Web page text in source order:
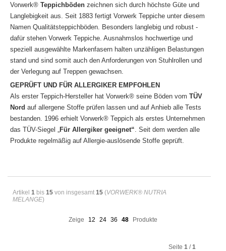
Vorwerk® Teppichböden zeichnen sich durch höchste Güte und
Langlebigkeit aus. Seit 1883 fertigt Vorwerk Teppiche unter diesem
Namen Qualitätsteppichböden. Besonders langlebig und robust -
dafür stehen Vorwerk Teppiche. Ausnahmslos hochwertige und
speziell ausgewählte Markenfasern halten unzähligen Belastungen
stand und sind somit auch den Anforderungen von Stuhlrollen und
der Verlegung auf Treppen gewachsen.
GEPRÜFT UND FÜR ALLERGIKER EMPFOHLEN
Als erster Teppich-Hersteller hat Vorwerk® seine Böden vom TÜV
Nord auf allergene Stoffe prüfen lassen und auf Anhieb alle Tests
bestanden. 1996 erhielt Vorwerk® Teppich als erstes Unternehmen
das TÜV-Siegel „ Für Allergiker geeignet“ . Seit dem werden alle
Produkte regelmäßig auf Allergie-auslösende Stoffe geprüft.
Artikel 1 bis 15 von insgesamt 15 (VORWERK® NUTRIA
MELANGE)
Zeige 12 24 36 48 Produkte
Seite1 /1